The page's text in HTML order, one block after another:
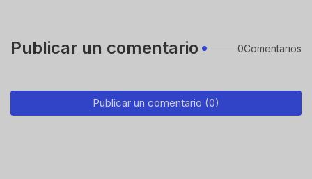
Publicar un comentario 0Comentarios
Publicar un comentario (0)